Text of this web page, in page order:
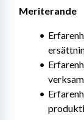
Meriterande